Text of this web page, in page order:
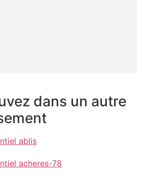
dans un autre
ablis
acheres-78